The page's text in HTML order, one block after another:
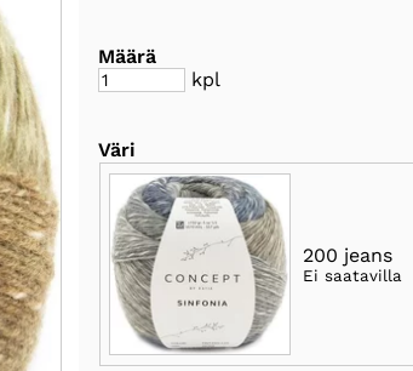
Määrä
kpl
Väri
200 jeans
Ei saatavilla